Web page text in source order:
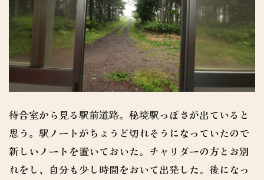
待合室から見る駅前道路。秘境駅っぽさが出ていると
思う。駅ノートがちょうど切れそうになっていたので
新しいノートを置いておいた。チャリダーの方とお別
れをし、自分も少し時間をおいて出発した。後になっ